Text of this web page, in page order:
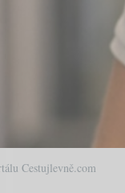
Cestujlevně.com